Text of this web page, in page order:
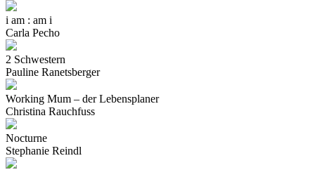
i am : am i
Carla Pecho
2 Schwestern
Pauline Ranetsberger
Working Mum – der Lebensplaner
Christina Rauchfuss
Nocturne
Stephanie Reindl